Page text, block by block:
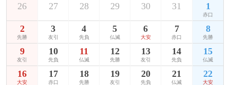
26 27 28 29 30 31 1
赤口
2
先勝
3
友引
4
先負
5
仏滅
6
大安
7
赤口
8
先勝
9
友引
10
先負
11
仏滅
12
先勝
13
友引
14
先負
15
仏滅
16
大安
17
赤口
18
先勝
19
友引
20
先負
21
仏滅
22
大安